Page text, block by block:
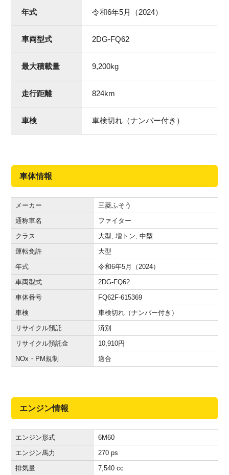
年式 令和6年5月（2024）
車両型式 2DG-FQ62
最大積載量 9,200kg
走行距離 824km
車検 車検切れ（ナンバー付き）
車体情報
メーカー
三菱ふそう
通称車名
ファイター
クラス
大型, 増トン, 中型
運転免許
大型
年式
令和6年5月（2024）
車両型式
2DG-FQ62
車体番号
FQ62F-615369
車検
車検切れ（ナンバー付き）
リサイクル預託
済別
リサイクル預託金
10,910円
NOx・PM規制
適合
エンジン情報
エンジン形式
6M60
エンジン馬力
270 ps
排気量
7,540 cc